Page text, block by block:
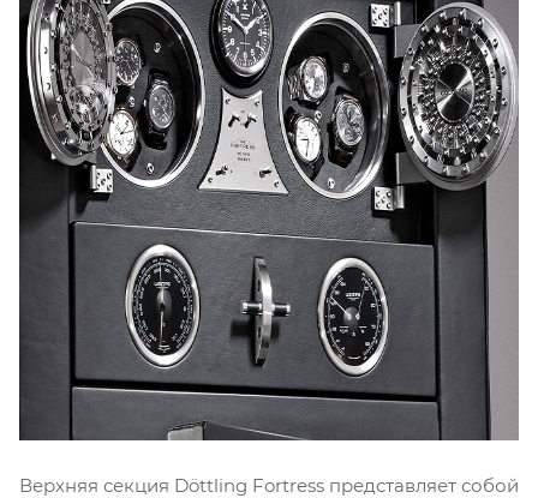
Верхняя секция Döttling Fortress представляет собой